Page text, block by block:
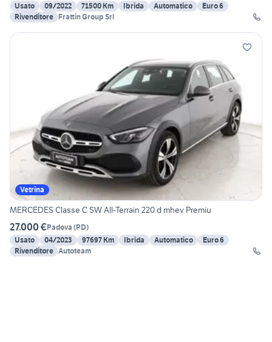
Usato
09/2022 71500 Km Ibrida Automatico
Euro 6
Rivenditore Frattin Group Srl
Vetrina
MERCEDES Classe C SW All-Terrain 220 d mhev Premiu
27.000 €Padova (PD)
Usato
04/2023 97697 Km Ibrida Automatico
Euro 6
Rivenditore Autoteam